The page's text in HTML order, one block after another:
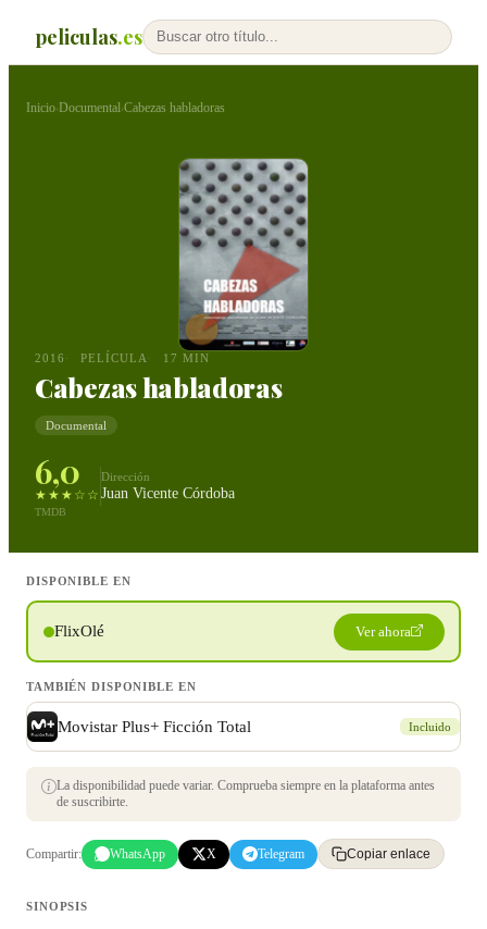
peliculas.es
Inicio›Documental›Cabezas habladoras
2016 PELÍCULA 17 MIN
Cabezas habladoras
Documental
6,0
★★★☆☆
TMDB
Dirección
Juan Vicente Córdoba
DISPONIBLE EN
FlixOlé Ver ahora
TAMBIÉN DISPONIBLE EN
Movistar Plus+ Ficción Total Incluido
La disponibilidad puede variar. Comprueba siempre en la plataforma antes
de suscribirte.
Compartir: WhatsApp X Telegram Copiar enlace
SINOPSIS